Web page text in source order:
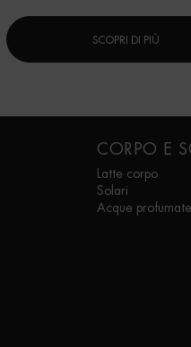
SCOPRI DI PIÙ
CORPO E
Latte corpo
Solari
Acque profumate